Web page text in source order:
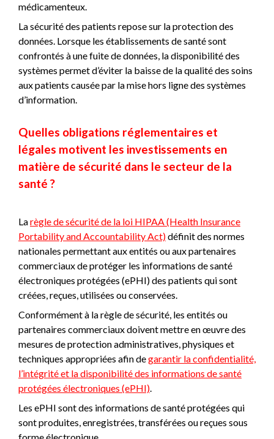
médicamenteux.
La sécurité des patients repose sur la protection des
données. Lorsque les établissements de santé sont
confrontés à une fuite de données, la disponibilité des
systèmes permet d’éviter la baisse de la qualité des soins
aux patients causée par la mise hors ligne des systèmes
d’information.
Quelles obligations réglementaires et
légales motivent les investissements en
matière de sécurité dans le secteur de la
santé ?
Larègle de sécurité de la loi HIPAA (Health Insurance
Portability and Accountability Act)définit des normes
nationales permettant aux entités ou aux partenaires
commerciaux de protéger les informations de santé
électroniques protégées (ePHI) des patients qui sont
créées, reçues, utilisées ou conservées.
Conformément à la règle de sécurité, les entités ou
partenaires commerciaux doivent mettre en œuvre des
mesures de protection administratives, physiques et
techniques appropriées afin degarantir la confidentialité,
l’intégrité et la disponibilité des informations de santé
protégées électroniques (ePHI).
Les ePHI sont des informations de santé protégées qui
sont produites, enregistrées, transférées ou reçues sous